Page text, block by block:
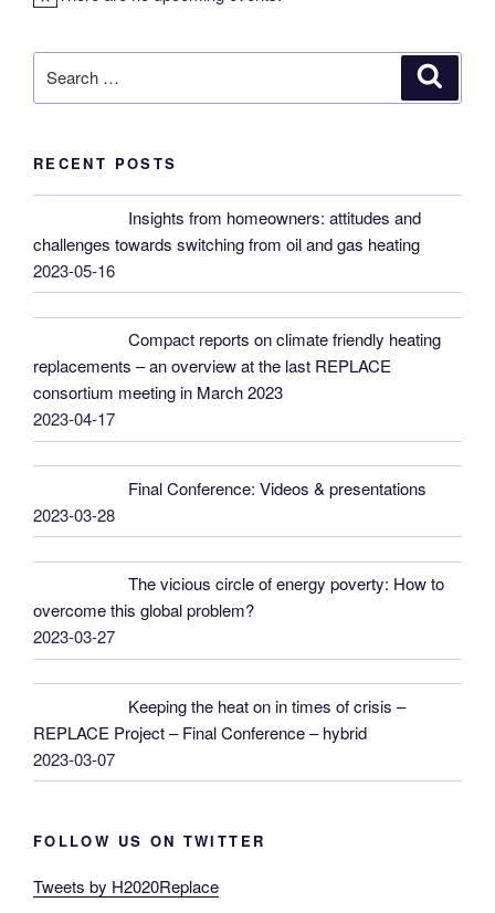
N
t
for:
RECENT POSTS
Insights from homeowners: attitudes and
challenges towards switching from oil and gas heating
2023-05-16
Compact reports on climate friendly heating
replacements – an overview at the last REPLACE
consortium meeting in March 2023
2023-04-17
Final Conference: Videos & presentations
2023-03-28
The vicious circle of energy poverty: How to
overcome this global problem?
2023-03-27
Keeping the heat on in times of crisis –
REPLACE Project – Final Conference – hybrid
2023-03-07
FOLLOW US ON TWITTER
Tweets by H2020Replace